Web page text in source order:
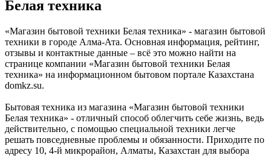
Белая техника
«Магазин бытовой техники Белая техника» - магазин бытовой
техники в городе Алма-Ата. Основная информация, рейтинг,
отзывы и контактные данные – всё это можно найти на
странице компании «Магазин бытовой техники Белая
техника» на информационном бытовом портале Казахстана
domkz.su.
Бытовая техника из магазина «Магазин бытовой техники
Белая техника» - отличный способ облегчить себе жизнь, ведь
действительно, с помощью специальной техники легче
решать повседневные проблемы и обязанности. Приходите по
адресу 10, 4-й микрорайон, Алматы, Казахстан для выбора